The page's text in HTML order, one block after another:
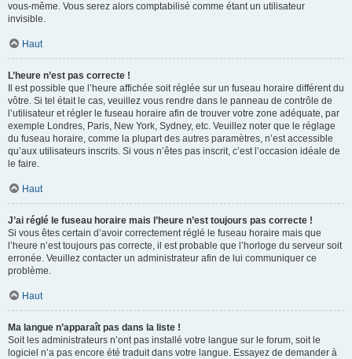
vous-même. Vous serez alors comptabilisé comme étant un utilisateur
invisible.
Haut
L’heure n’est pas correcte !
Il est possible que l’heure affichée soit réglée sur un fuseau horaire différent du
vôtre. Si tel était le cas, veuillez vous rendre dans le panneau de contrôle de
l’utilisateur et régler le fuseau horaire afin de trouver votre zone adéquate, par
exemple Londres, Paris, New York, Sydney, etc. Veuillez noter que le réglage
du fuseau horaire, comme la plupart des autres paramètres, n’est accessible
qu’aux utilisateurs inscrits. Si vous n’êtes pas inscrit, c’est l’occasion idéale de
le faire.
Haut
J’ai réglé le fuseau horaire mais l’heure n’est toujours pas correcte !
Si vous êtes certain d’avoir correctement réglé le fuseau horaire mais que
l’heure n’est toujours pas correcte, il est probable que l’horloge du serveur soit
erronée. Veuillez contacter un administrateur afin de lui communiquer ce
problème.
Haut
Ma langue n’apparaît pas dans la liste !
Soit les administrateurs n’ont pas installé votre langue sur le forum, soit le
logiciel n’a pas encore été traduit dans votre langue. Essayez de demander à